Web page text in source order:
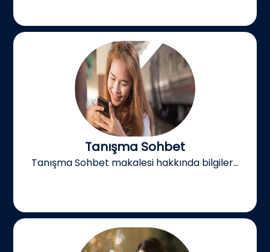
Tanışma Sohbet
Tanışma Sohbet makalesi hakkında bilgiler...